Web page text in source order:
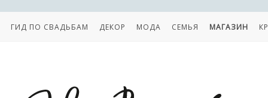
ГИД ПО СВАДЬБАМ ДЕКОР МОДА СЕМЬЯ МАГАЗИН